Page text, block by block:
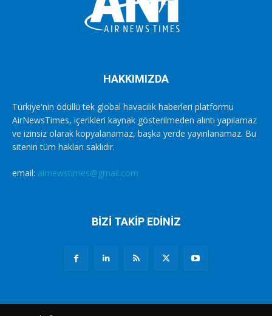
HAKKIMIZDA
Türkiye'nin ödüllü tek global havacılık haberleri platformu
AirNewsTimes, içerikleri kaynak gösterilmeden alıntı yapılamaz
ve izinsiz olarak kopyalanamaz, başka yerde yayınlanamaz. Bu
sitenin tüm hakları saklıdır.
email: airnewstimes@gmail.com
BİZİ TAKİP EDİNİZ